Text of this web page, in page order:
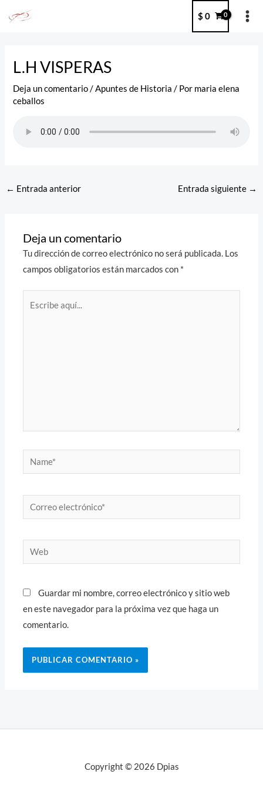
$ 0
L.H VISPERAS
Deja un comentario /Apuntes de Historia / Por maria elena
ceballos
← Entrada anterior Entrada siguiente →
Deja un comentario
Tu dirección de correo electrónico no será publicada. Los
campos obligatorios están marcados con *
Name*
Correo
electrónico*
Web
Guardar mi nombre, correo electrónico y sitio web
en este navegador para la próxima vez que haga un
comentario.
Copyright © 2026 Dpias